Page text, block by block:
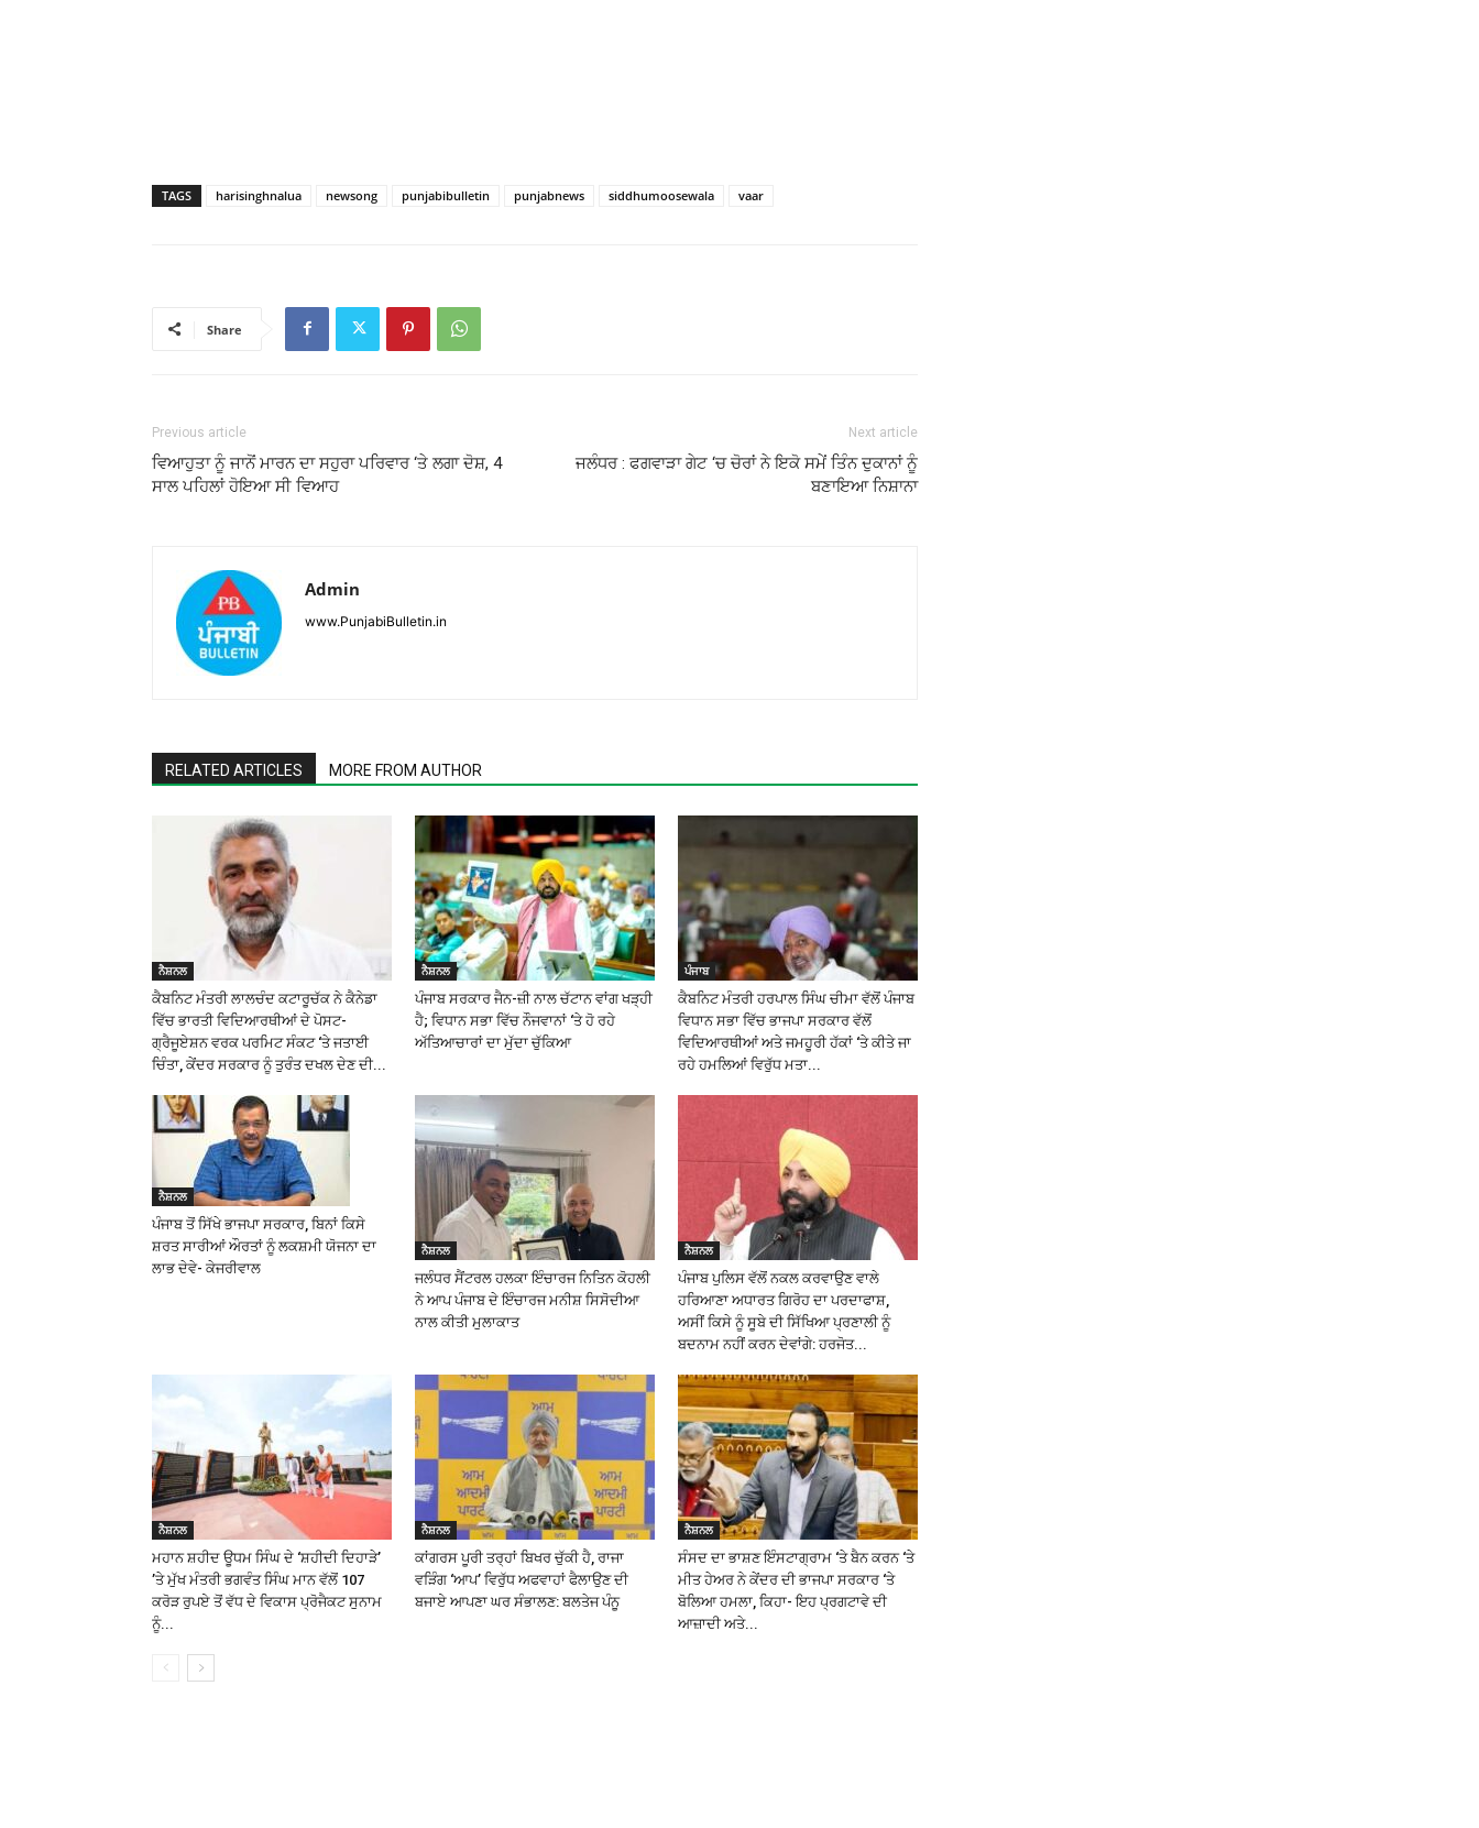
TAGS harisinghnalua newsong punjabibulletin punjabnews siddhumoosewala vaar
Share
Previous article
ਵਿਆਹੁਤਾ ਨੂੰ ਜਾਨੋਂ ਮਾਰਨ ਦਾ ਸਹੁਰਾ ਪਰਿਵਾਰ ‘ਤੇ ਲਗਾ ਦੋਸ਼, 4
ਸਾਲ ਪਹਿਲਾਂ ਹੋਇਆ ਸੀ ਵਿਆਹ
Next article
ਜਲੰਧਰ : ਫਗਵਾੜਾ ਗੇਟ ‘ਚ ਚੋਰਾਂ ਨੇ ਇਕੋ ਸਮੇਂ ਤਿੰਨ ਦੁਕਾਨਾਂ ਨੂੰ
ਬਣਾਇਆ ਨਿਸ਼ਾਨਾ
Admin
www.PunjabiBulletin.in
RELATED ARTICLES MORE FROM AUTHOR
ਨੈਸ਼ਨਲ
ਕੈਬਨਿਟ ਮੰਤਰੀ ਲਾਲਚੰਦ ਕਟਾਰੂਚੱਕ ਨੇ ਕੈਨੇਡਾ
ਵਿੱਚ ਭਾਰਤੀ ਵਿਦਿਆਰਥੀਆਂ ਦੇ ਪੋਸਟ-
ਗ੍ਰੈਜੂਏਸ਼ਨ ਵਰਕ ਪਰਮਿਟ ਸੰਕਟ ‘ਤੇ ਜਤਾਈ
ਚਿੰਤਾ, ਕੇਂਦਰ ਸਰਕਾਰ ਨੂੰ ਤੁਰੰਤ ਦਖਲ ਦੇਣ ਦੀ...
ਨੈਸ਼ਨਲ
ਪੰਜਾਬ ਸਰਕਾਰ ਜੈਨ-ਜ਼ੀ ਨਾਲ ਚੱਟਾਨ ਵਾਂਗ ਖੜ੍ਹੀ
ਹੈ; ਵਿਧਾਨ ਸਭਾ ਵਿੱਚ ਨੌਜਵਾਨਾਂ ‘ਤੇ ਹੋ ਰਹੇ
ਅੱਤਿਆਚਾਰਾਂ ਦਾ ਮੁੱਦਾ ਚੁੱਕਿਆ
ਪੰਜਾਬ
ਕੈਬਨਿਟ ਮੰਤਰੀ ਹਰਪਾਲ ਸਿੰਘ ਚੀਮਾ ਵੱਲੋਂ ਪੰਜਾਬ
ਵਿਧਾਨ ਸਭਾ ਵਿੱਚ ਭਾਜਪਾ ਸਰਕਾਰ ਵੱਲੋਂ
ਵਿਦਿਆਰਥੀਆਂ ਅਤੇ ਜਮਹੂਰੀ ਹੱਕਾਂ ‘ਤੇ ਕੀਤੇ ਜਾ
ਰਹੇ ਹਮਲਿਆਂ ਵਿਰੁੱਧ ਮਤਾ...
ਨੈਸ਼ਨਲ
ਪੰਜਾਬ ਤੋਂ ਸਿੱਖੇ ਭਾਜਪਾ ਸਰਕਾਰ, ਬਿਨਾਂ ਕਿਸੇ
ਸ਼ਰਤ ਸਾਰੀਆਂ ਔਰਤਾਂ ਨੂੰ ਲਕਸ਼ਮੀ ਯੋਜਨਾ ਦਾ
ਲਾਭ ਦੇਵੇ- ਕੇਜਰੀਵਾਲ
ਨੈਸ਼ਨਲ
ਜਲੰਧਰ ਸੈਂਟਰਲ ਹਲਕਾ ਇੰਚਾਰਜ ਨਿਤਿਨ ਕੋਹਲੀ
ਨੇ ਆਪ ਪੰਜਾਬ ਦੇ ਇੰਚਾਰਜ ਮਨੀਸ਼ ਸਿਸੋਦੀਆ
ਨਾਲ ਕੀਤੀ ਮੁਲਾਕਾਤ
ਨੈਸ਼ਨਲ
ਪੰਜਾਬ ਪੁਲਿਸ ਵੱਲੋਂ ਨਕਲ ਕਰਵਾਉਣ ਵਾਲੇ
ਹਰਿਆਣਾ ਅਧਾਰਤ ਗਿਰੋਹ ਦਾ ਪਰਦਾਫਾਸ਼,
ਅਸੀਂ ਕਿਸੇ ਨੂੰ ਸੂਬੇ ਦੀ ਸਿੱਖਿਆ ਪ੍ਰਣਾਲੀ ਨੂੰ
ਬਦਨਾਮ ਨਹੀਂ ਕਰਨ ਦੇਵਾਂਗੇ: ਹਰਜੋਤ...
ਨੈਸ਼ਨਲ
ਮਹਾਨ ਸ਼ਹੀਦ ਊਧਮ ਸਿੰਘ ਦੇ ‘ਸ਼ਹੀਦੀ ਦਿਹਾੜੇ’
’ਤੇ ਮੁੱਖ ਮੰਤਰੀ ਭਗਵੰਤ ਸਿੰਘ ਮਾਨ ਵੱਲੋਂ 107
ਕਰੋੜ ਰੁਪਏ ਤੋਂ ਵੱਧ ਦੇ ਵਿਕਾਸ ਪ੍ਰੋਜੈਕਟ ਸੁਨਾਮ
ਨੂੰ...
ਨੈਸ਼ਨਲ
ਕਾਂਗਰਸ ਪੂਰੀ ਤਰ੍ਹਾਂ ਬਿਖਰ ਚੁੱਕੀ ਹੈ, ਰਾਜਾ
ਵੜਿੰਗ ‘ਆਪ’ ਵਿਰੁੱਧ ਅਫਵਾਹਾਂ ਫੈਲਾਉਣ ਦੀ
ਬਜਾਏ ਆਪਣਾ ਘਰ ਸੰਭਾਲਣ: ਬਲਤੇਜ ਪੰਨੂ
ਨੈਸ਼ਨਲ
ਸੰਸਦ ਦਾ ਭਾਸ਼ਣ ਇੰਸਟਾਗ੍ਰਾਮ ‘ਤੇ ਬੈਨ ਕਰਨ ‘ਤੇ
ਮੀਤ ਹੇਅਰ ਨੇ ਕੇਂਦਰ ਦੀ ਭਾਜਪਾ ਸਰਕਾਰ ‘ਤੇ
ਬੋਲਿਆ ਹਮਲਾ, ਕਿਹਾ- ਇਹ ਪ੍ਰਗਟਾਵੇ ਦੀ
ਆਜ਼ਾਦੀ ਅਤੇ...